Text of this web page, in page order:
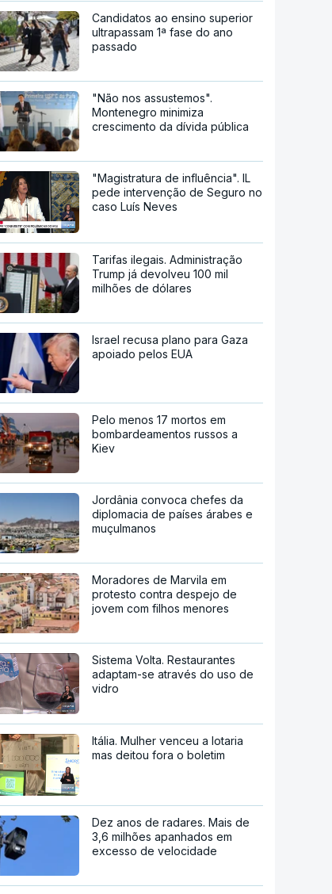
Candidatos ao ensino superior
ultrapassam 1ª fase do ano
passado
"Não nos assustemos".
Montenegro minimiza
crescimento da dívida pública
"Magistratura de influência". IL
pede intervenção de Seguro no
caso Luís Neves
Tarifas ilegais. Administração
Trump já devolveu 100 mil
milhões de dólares
Israel recusa plano para Gaza
apoiado pelos EUA
Pelo menos 17 mortos em
bombardeamentos russos a
Kiev
Jordânia convoca chefes da
diplomacia de países árabes e
muçulmanos
Moradores de Marvila em
protesto contra despejo de
jovem com filhos menores
Sistema Volta. Restaurantes
adaptam-se através do uso de
vidro
Itália. Mulher venceu a lotaria
mas deitou fora o boletim
Dez anos de radares. Mais de
3,6 milhões apanhados em
excesso de velocidade